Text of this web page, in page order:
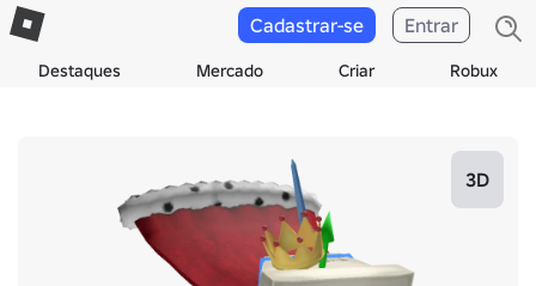
Destaques Mercado Criar Robux
Cadastrar-se Entrar
3D